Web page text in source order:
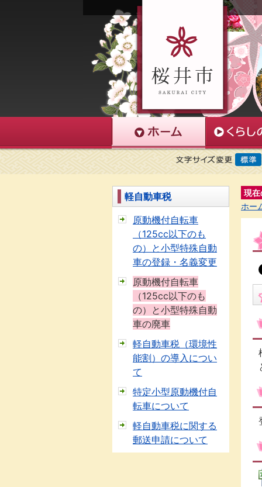
軽自動車税
原動機付自転車
（125cc以下のも
の）と小型特殊自動
車の登録・名義変更
原動機付自転車
（125cc以下のも
の）と小型特殊自動
車の廃車
軽自動車税（環境性
能割）の導入につい
て
特定小型原動機付自
転車について
軽自動車税に関する
郵送申請について
現在
ホー